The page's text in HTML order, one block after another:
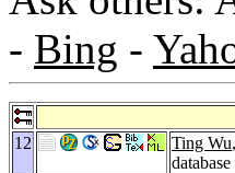
- Bing -
12 Ting Wu